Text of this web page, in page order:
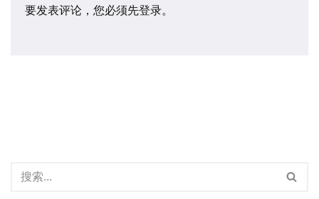
要发表评论，您必须先登录。